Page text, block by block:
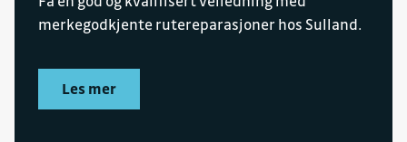
merkegodkjente rutereparasjoner hos Sulland.
Les mer